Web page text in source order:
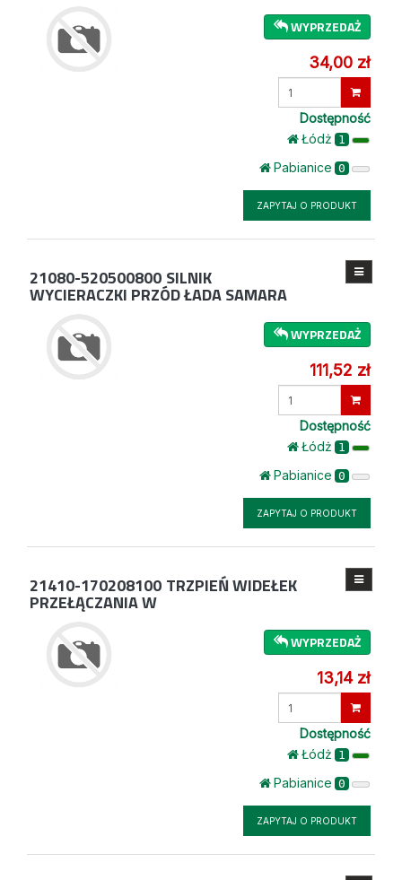
WYPRZEDAŻ
34,00 zł
Dostępność
Łódż 1
Pabianice 0
ZAPYTAJ O PRODUKT
21080-520500800 SILNIK
WYCIERACZKI PRZÓD ŁADA SAMARA
WYPRZEDAŻ
111,52 zł
Dostępność
Łódż 1
Pabianice 0
ZAPYTAJ O PRODUKT
21410-170208100 TRZPIEŃ WIDEŁEK
PRZEŁĄCZANIA W
WYPRZEDAŻ
13,14 zł
Dostępność
Łódż 1
Pabianice 0
ZAPYTAJ O PRODUKT